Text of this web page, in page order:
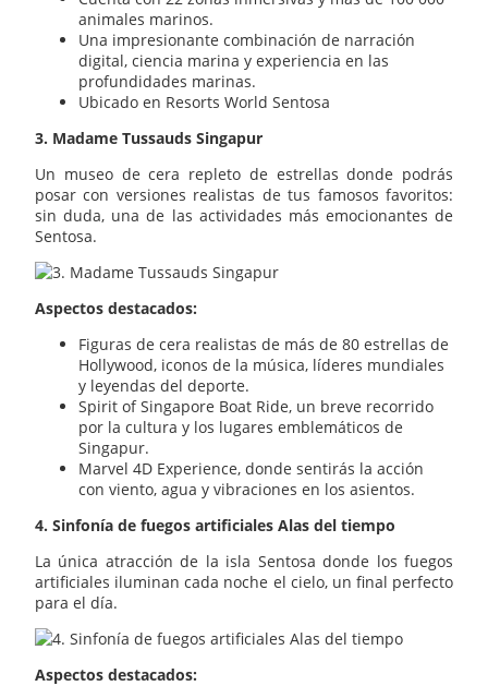
animales marinos.
Una impresionante combinación de narración
digital, ciencia marina y experiencia en las
profundidades marinas.
Ubicado en Resorts World Sentosa
3. Madame Tussauds Singapur
Un museo de cera repleto de estrellas donde podrás
posar con versiones realistas de tus famosos favoritos:
sin duda, una de las actividades más emocionantes de
Sentosa.
Aspectos destacados:
Figuras de cera realistas de más de 80 estrellas de
Hollywood, iconos de la música, líderes mundiales
y leyendas del deporte.
Spirit of Singapore Boat Ride, un breve recorrido
por la cultura y los lugares emblemáticos de
Singapur.
Marvel 4D Experience, donde sentirás la acción
con viento, agua y vibraciones en los asientos.
4. Sinfonía de fuegos artificiales Alas del tiempo
La única atracción de la isla Sentosa donde los fuegos
artificiales iluminan cada noche el cielo, un final perfecto
para el día.
Aspectos destacados: